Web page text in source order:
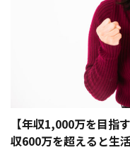
【年収1,000万を目指
収600万を超えると生